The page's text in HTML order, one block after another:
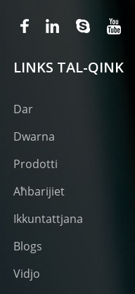
LINKS TAL-QINK
Dar
Dwarna
Prodotti
Aħbarijiet
Ikkuntattjana
Blogs
Vidjo